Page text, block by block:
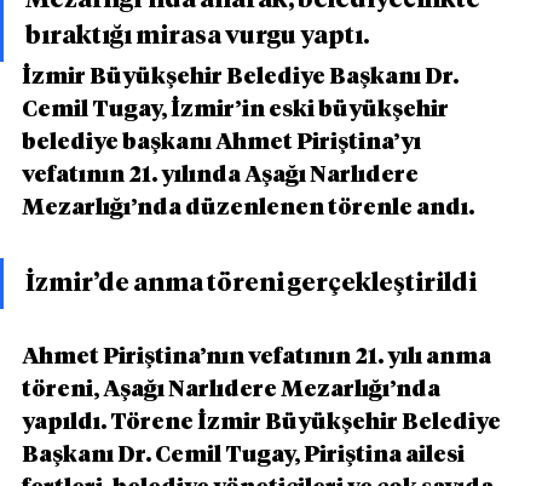
bıraktığı mirasa vurgu yaptı.
İzmir Büyükşehir Belediye Başkanı Dr.
Cemil Tugay, İzmir’in eski büyükşehir
belediye başkanı Ahmet Piriştina’yı
vefatının 21. yılında Aşağı Narlıdere
Mezarlığı’nda düzenlenen törenle andı.
İzmir’de anma töreni gerçekleştirildi
Ahmet Piriştina’nın vefatının 21. yılı anma
töreni, Aşağı Narlıdere Mezarlığı’nda
yapıldı. Törene İzmir Büyükşehir Belediye
Başkanı Dr. Cemil Tugay, Piriştina ailesi